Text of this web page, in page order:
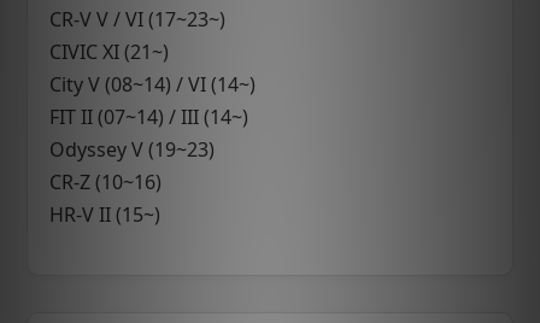
CR-V V / VI (17~23~)
CIVIC XI (21~)
City V (08~14) / VI (14~)
FIT II (07~14) / III (14~)
Odyssey V (19~23)
CR-Z (10~16)
HR-V II (15~)